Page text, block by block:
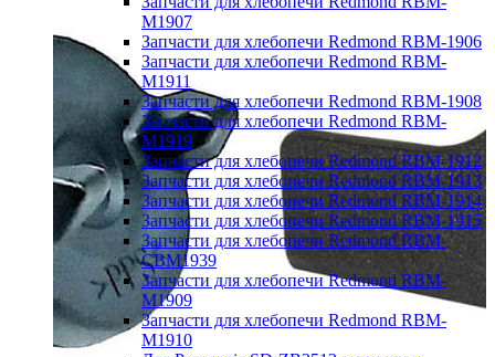
M1907
Запчасти для хлебопечи Redmond RBM-1906
Запчасти для хлебопечи Redmond RBM-
M1911
Запчасти для хлебопечи Redmond RBM-1908
Запчасти для хлебопечи Redmond RBM-
M1919
Запчасти для хлебопечи Redmond RBM-1912
Запчасти для хлебопечи Redmond RBM-1913
Запчасти для хлебопечи Redmond RBM-1914
Запчасти для хлебопечи Redmond RBM-1915
Запчасти для хлебопечи Redmond RBM-
CBM1939
Запчасти для хлебопечи Redmond RBM-
M1909
Запчасти для хлебопечи Redmond RBM-
M1910